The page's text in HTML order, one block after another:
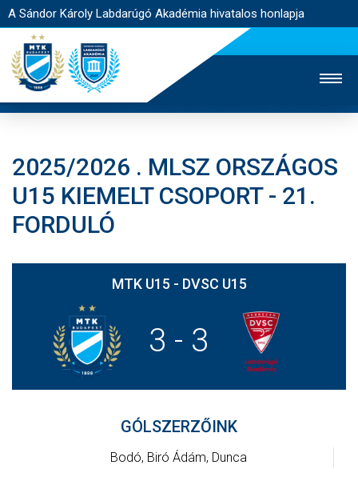
A Sándor Károly Labdarúgó Akadémia hivatalos honlapja
MTK TV FELNŐTT CSAPAT
NŐI SZAKÁG
JEGYÉRTÉKESÍTÉS
HÍREK
CSAPATOK
MÉRKŐZÉSEK
GALÉRIA
2025/2026 . MLSZ ORSZÁGOS
U15 KIEMELT CSOPORT - 21.
FORDULÓ
MTK U15 - DVSC U15
3 - 3
GÓLSZERZŐINK
Bodó, Biró Ádám, Dunca